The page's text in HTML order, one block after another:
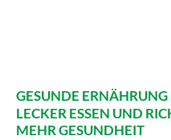
GESUNDE ERNÄHRUNG
LECKER ESSEN UND
MEHR GESUNDHEIT